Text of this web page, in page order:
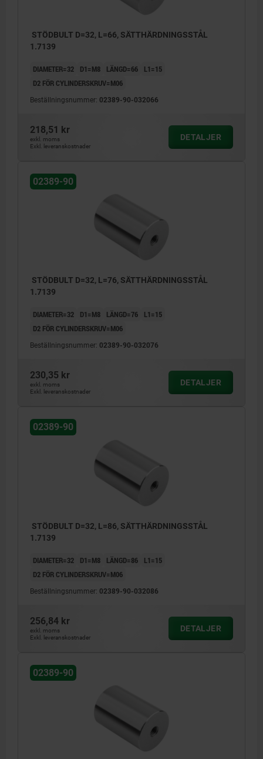
STÖDBULT D=32, L=66, SÄTTHÄRDNINGSSTÅL
1.7139
DIAMETER=32 D1=M8 LÄNGD=66
L1=15
D2 FÖR CYLINDERSKRUV=M06
Beställningsnummer: 02389-90-032066
218,51 kr
exkl. moms
Exkl. leveranskostnader
DETALJER
02389-90
STÖDBULT D=32, L=76, SÄTTHÄRDNINGSSTÅL
1.7139
DIAMETER=32 D1=M8 LÄNGD=76
L1=15
D2 FÖR CYLINDERSKRUV=M06
Beställningsnummer: 02389-90-032076
230,35 kr
exkl. moms
Exkl. leveranskostnader
DETALJER
02389-90
STÖDBULT D=32, L=86, SÄTTHÄRDNINGSSTÅL
1.7139
DIAMETER=32 D1=M8 LÄNGD=86
L1=15
D2 FÖR CYLINDERSKRUV=M06
Beställningsnummer: 02389-90-032086
256,84 kr
exkl. moms
Exkl. leveranskostnader
DETALJER
02389-90